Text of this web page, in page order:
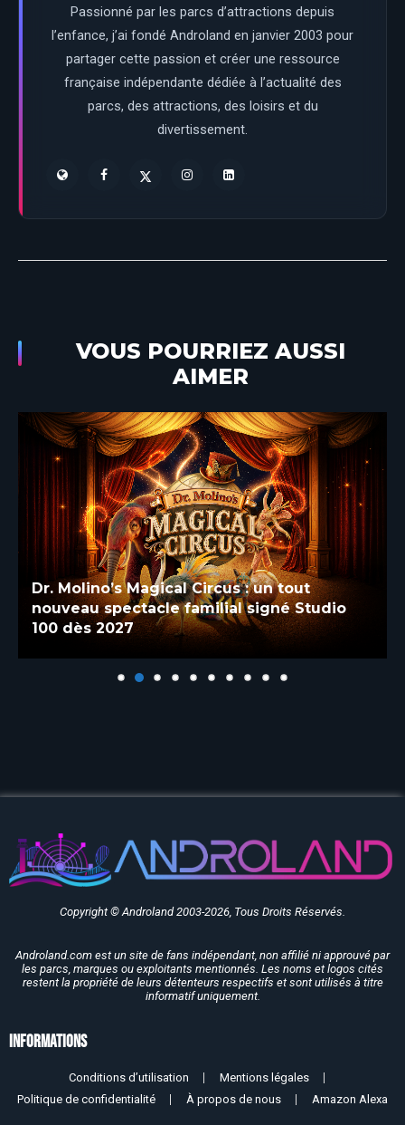
Passionné par les parcs d’attractions depuis
l’enfance, j’ai fondé Androland en janvier 2003 pour
partager cette passion et créer une ressource
française indépendante dédiée à l’actualité des
parcs, des attractions, des loisirs et du
divertissement.
VOUS POURRIEZ AUSSI
AIMER
Dr. Molino’s Magical Circus : un tout
nouveau spectacle familial signé Studio
100 dès 2027
Copyright © Androland 2003-2026, Tous Droits Réservés.
Androland.com est un site de fans indépendant, non affilié ni approuvé par
les parcs, marques ou exploitants mentionnés. Les noms et logos cités
restent la propriété de leurs détenteurs respectifs et sont utilisés à titre
informatif uniquement.
Informations
Conditions d’utilisation
Mentions légales
Politique de confidentialité
À propos de nous Amazon Alexa